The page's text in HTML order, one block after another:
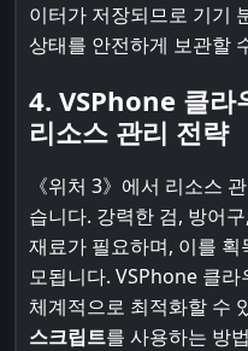
이터가 저장되므로 기기
상태를 안전하게 보관할
4. VSPhone 클라
리소스 관리 전략
《위처 3》에서 리소스
습니다. 강력한 검, 방어
재료가 필요하며, 이를
모됩니다. VSPhone 클
체계적으로 최적화할 수
스크립트를 사용하는 방